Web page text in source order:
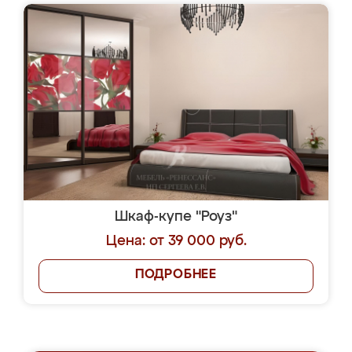
Шкаф-купе "Роуз"
Цена: от 39 000 руб.
ПОДРОБНЕЕ